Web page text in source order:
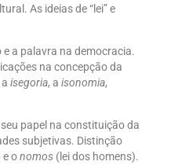
As ideias de “lei” e
e a palavra na democracia.
na concepção da
aisegoria, aisonomia,
papel na constituição da
subjetivas. Distinção
e onomos (lei dos homens).